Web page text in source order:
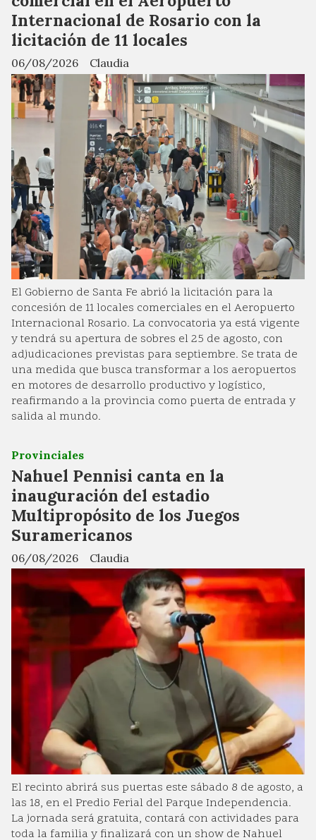
Internacional de Rosario con la
licitación de 11 locales
Claudia
06/08/2026
El Gobierno de Santa Fe abrió la licitación para la
concesión de 11 locales comerciales en el Aeropuerto
Internacional Rosario. La convocatoria ya está vigente
y tendrá su apertura de sobres el 25 de agosto, con
adjudicaciones previstas para septiembre. Se trata de
una medida que busca transformar a los aeropuertos
en motores de desarrollo productivo y logístico,
reafirmando a la provincia como puerta de entrada y
salida al mundo.
Nahuel Pennisi canta en la
inauguración del estadio
Multipropósito de los Juegos
Suramericanos
Claudia
Provinciales
06/08/2026
El recinto abrirá sus puertas este sábado 8 de agosto, a
las 18, en el Predio Ferial del Parque Independencia.
La jornada será gratuita, contará con actividades para
toda la familia y finalizará con un show de Nahuel